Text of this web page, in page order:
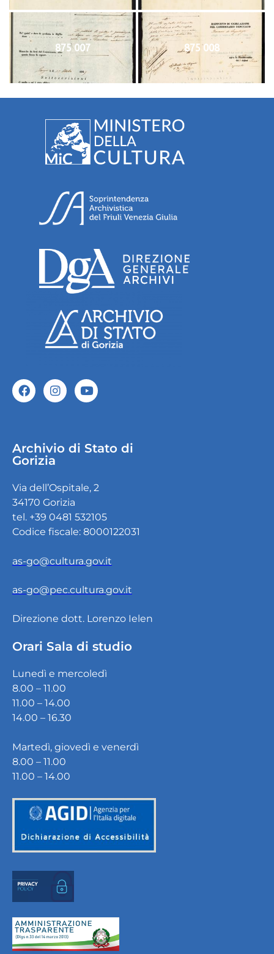
875 007 875 008
Archivio di Stato di
Gorizia
Via dell’Ospitale, 2
34170 Gorizia
tel. +39 0481 532105
Codice fiscale: 8000122031
as-go@cultura.gov.it
as-go@pec.cultura.gov.it
Direzione dott. Lorenzo Ielen
Orari Sala di studio
Lunedì e mercoledì
8.00 – 11.00
11.00 – 14.00
14.00 – 16.30
Martedì, giovedì e venerdì
8.00 – 11.00
11.00 – 14.00